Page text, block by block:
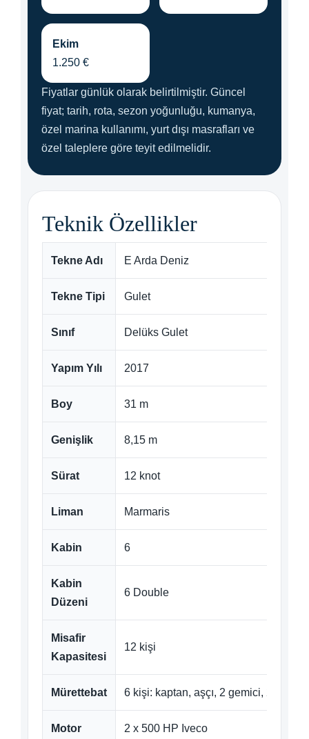
Ekim
1.250 €
Fiyatlar günlük olarak belirtilmiştir. Güncel
fiyat; tarih, rota, sezon yoğunluğu, kumanya,
özel marina kullanımı, yurt dışı masrafları ve
özel taleplere göre teyit edilmelidir.
Teknik Özellikler
Tekne Adı E Arda Deniz
Tekne Tipi Gulet
Sınıf Delüks Gulet
Yapım Yılı 2017
Boy 31 m
Genişlik 8,15 m
Sürat 12 knot
Liman Marmaris
Kabin 6
Kabin
Düzeni
6 Double
Misafir
Kapasitesi
12 kişi
Mürettebat 6 kişi: kaptan, aşçı, 2 gemici, 2 servis
Motor 2 x 500 HP Iveco